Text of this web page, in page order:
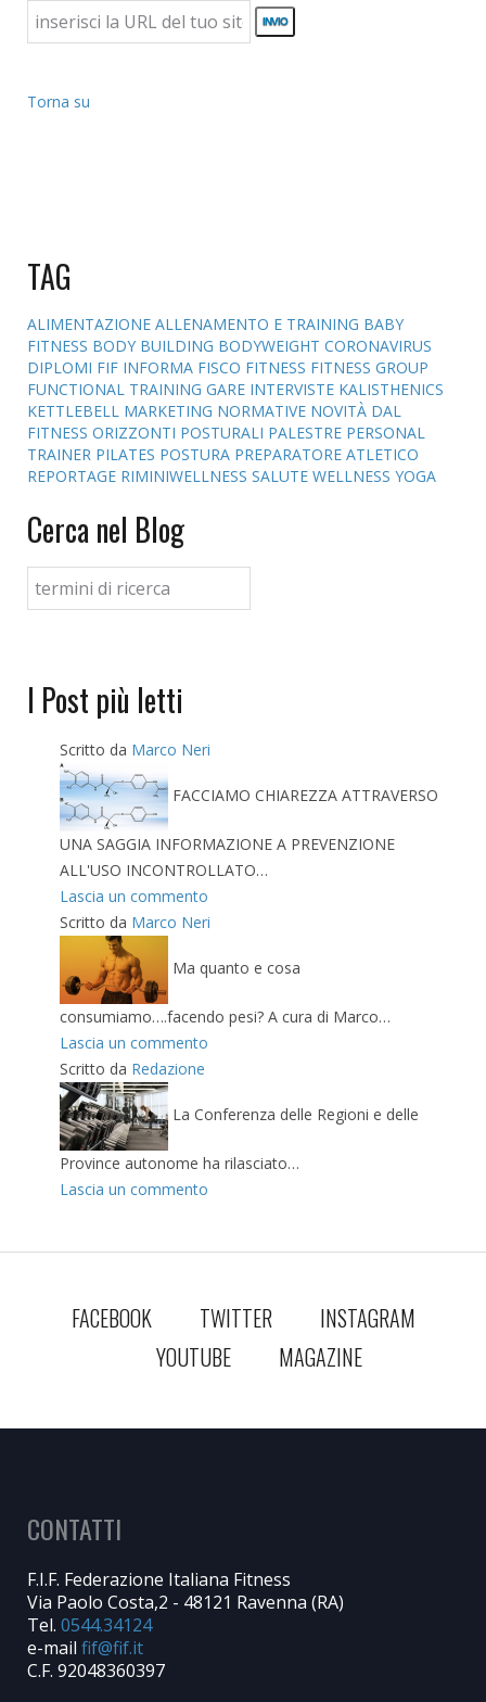
Torna su
TAG
ALIMENTAZIONE ALLENAMENTO E TRAINING BABY
FITNESS BODY BUILDING BODYWEIGHT CORONAVIRUS
DIPLOMI FIF INFORMA FISCO FITNESS FITNESS GROUP
FUNCTIONAL TRAINING GARE INTERVISTE KALISTHENICS
KETTLEBELL MARKETING NORMATIVE NOVITÀ DAL
FITNESS ORIZZONTI POSTURALI PALESTRE PERSONAL
TRAINER PILATES POSTURA PREPARATORE ATLETICO
REPORTAGE RIMINIWELLNESS SALUTE WELLNESS YOGA
Cerca nel Blog
I Post più letti
Scritto da Marco Neri
FACCIAMO CHIAREZZA ATTRAVERSO
UNA SAGGIA INFORMAZIONE A PREVENZIONE
ALL'USO INCONTROLLATO…
Lascia un commento
Scritto da Marco Neri
Ma quanto e cosa
consumiamo….facendo pesi? A cura di Marco…
Lascia un commento
Scritto da Redazione
La Conferenza delle Regioni e delle
Province autonome ha rilasciato…
Lascia un commento
FACEBOOK TWITTER
INSTAGRAM
YOUTUBE
MAGAZINE
CONTATTI
F.I.F. Federazione Italiana Fitness
Via Paolo Costa,2 - 48121 Ravenna (RA)
Tel. 0544.34124
e-mail
C.F. 92048360397